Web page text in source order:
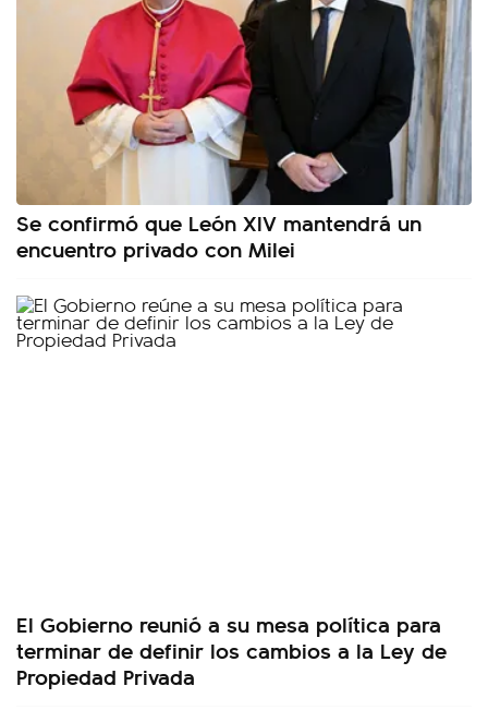
Se confirmó que León XIV mantendrá un
encuentro privado con Milei
El Gobierno reunió a su mesa política para
terminar de definir los cambios a la Ley de
Propiedad Privada